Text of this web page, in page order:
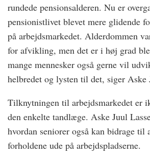
rundede pensionsalderen. Nu er
pensionistlivet blevet mere glidende
på arbejdsmarkedet. Alderdommen
for afvikling, men det er i høj grad
mange mennesker også gerne vil
helbredet og lysten til det, siger Aske
Tilknytningen til arbejdsmarkedet er
den enkelte tandlæge. Aske Juul
hvordan seniorer også kan bidrage til
forholdene ude på arbejdspladserne.